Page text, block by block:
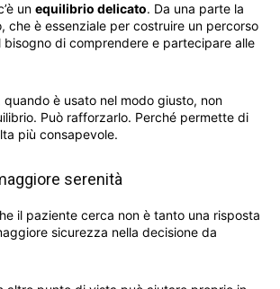
un equilibrio delicato. Da una parte la
che è essenziale per costruire un percorso
bisogno di comprendere e partecipare alle
quando è usato nel modo giusto, non
Può rafforzarlo. Perché permette di
più consapevole.
serenità
il paziente cerca non è tanto una risposta
sicurezza nella decisione da